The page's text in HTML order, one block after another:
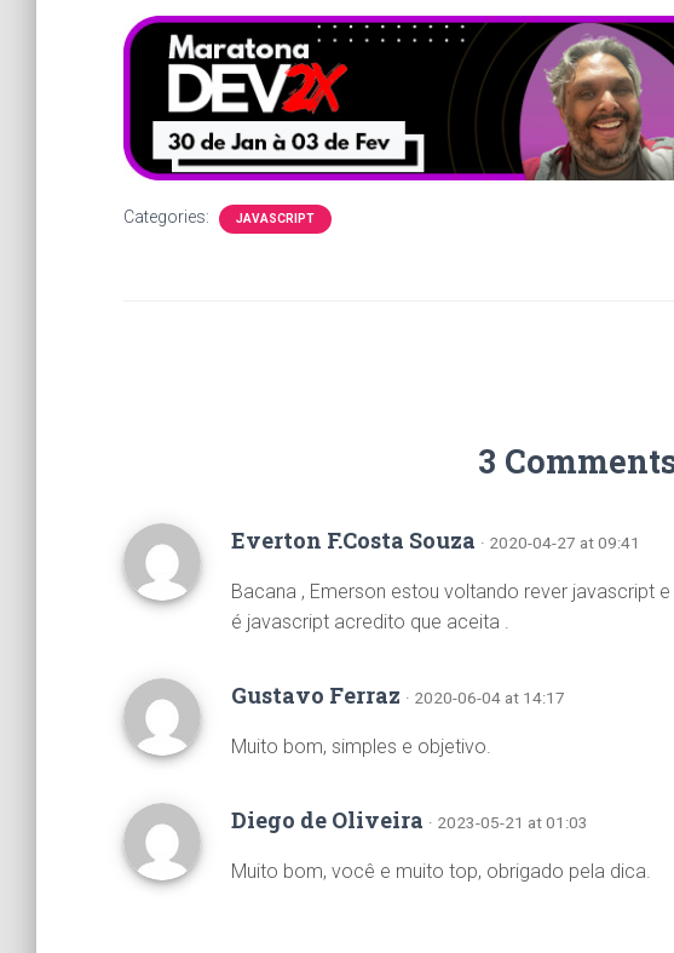
Categories: JAVASCRIPT
3
Everton F.Costa Souza · 2020-04-27 at 09:41
Bacana , Emerson estou voltando rever javascript
é javascript acredito que aceita .
Gustavo Ferraz · 2020-06-04 at 14:17
Muito bom, simples e objetivo.
Diego de Oliveira · 2023-05-21 at 01:03
Muito bom, você e muito top, obrigado pela dica.